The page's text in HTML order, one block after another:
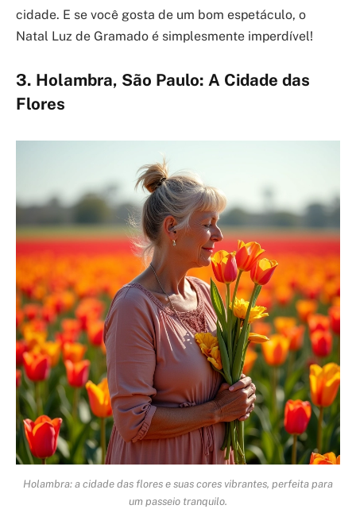
cidade. E se você gosta de um bom espetáculo, o
Natal Luz de Gramado é simplesmente imperdível!
3. Holambra, São Paulo: A Cidade das
Flores
Holambra: a cidade das flores e suas cores vibrantes, perfeita para
um passeio tranquilo.